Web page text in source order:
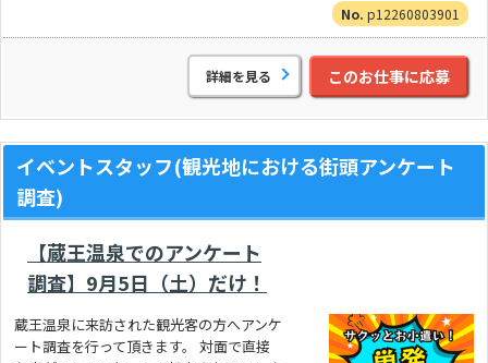
p12260803901
詳細を見る このお仕事に応募
イベントスタッフ(観光地における街頭アンケート
調査)
【蔵王温泉でのアンケート
調査】9月5日（土）だけ！
蔵王温泉に来訪された観光客の方へアンケ
ート調査を行って頂きます。 対面で直接